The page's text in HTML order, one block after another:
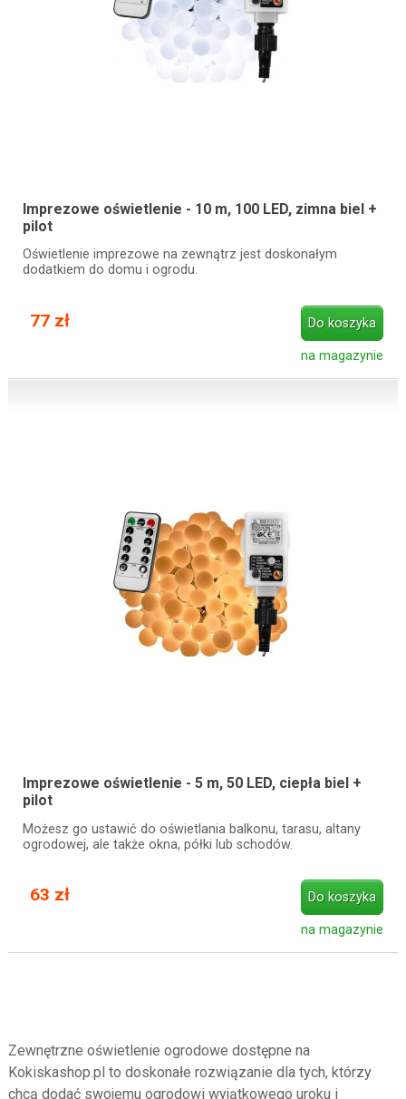
Imprezowe oświetlenie - 10 m, 100 LED, zimna biel +
pilot
Oświetlenie imprezowe na zewnątrz jest doskonałym
dodatkiem do domu i ogrodu.
77 zł Do koszyka
na magazynie
Imprezowe oświetlenie - 5 m, 50 LED, ciepła biel +
pilot
Możesz go ustawić do oświetlania balkonu, tarasu, altany
ogrodowej, ale także okna, półki lub schodów.
63 zł Do koszyka
na magazynie
Zewnętrzne oświetlenie ogrodowe dostępne na
Kokiskashop.pl to doskonałe rozwiązanie dla tych, którzy
chcą dodać swojemu ogrodowi wyjątkowego uroku i